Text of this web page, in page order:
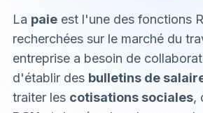
La paie est l'une des fonctions
recherchées sur le marché du
entreprise a besoin de
d'établir des bulletins de
traiter les cotisations sociales,